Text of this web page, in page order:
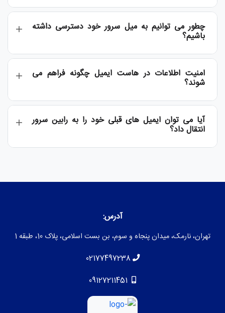
چطور می توانیم به میل سرور خود دسترسی داشته
باشیم؟
امنیت اطلاعات در هاست ایمیل چگونه فراهم می
شوند؟
آیا می توان ایمیل های قبلی خود را به رابین سرور
انتقال داد؟
آدرس:
تهران، نارمک، میدان پنجاه و سوم، بن بست اسلامی، پلاک 10، طبقه 1
02177497238